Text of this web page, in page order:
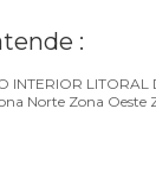
:
INTERIOR LITORAL
Norte Zona Oeste